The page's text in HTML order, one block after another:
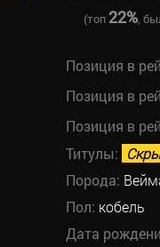
(топ 22%,
Позиция в
Позиция в
Позиция в
Титулы:
Порода:
Пол: кобель
Дата